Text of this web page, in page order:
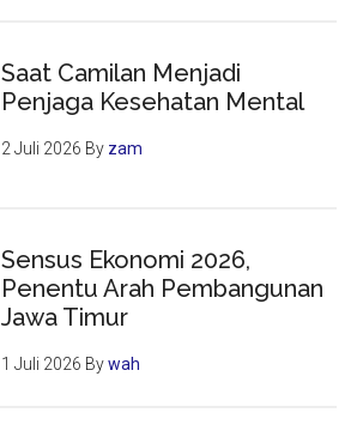
Saat Camilan Menjadi
Penjaga Kesehatan Mental
2 Juli 2026 By zam
Sensus Ekonomi 2026,
Penentu Arah Pembangunan
Jawa Timur
1 Juli 2026 Bywah